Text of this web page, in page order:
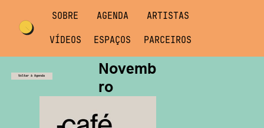
SOBRE AGENDA ARTISTAS
VÍDEOS ESPAÇOS PARCEIROS
Voltar à Agenda
Novemb
ro